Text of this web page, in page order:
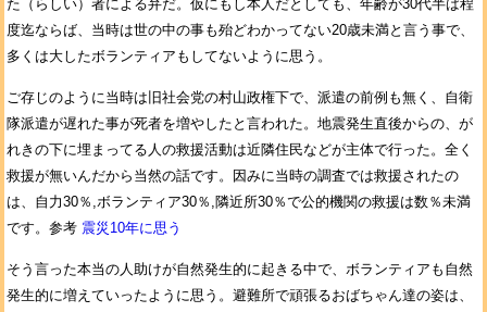
た（らしい）者による弁だ。仮にもし本人だとしても、年齢が30代半ば程
度迄ならば、当時は世の中の事も殆どわかってない20歳未満と言う事で、
多くは大したボランティアもしてないように思う。
ご存じのように当時は旧社会党の村山政権下で、派遣の前例も無く、自衛
隊派遣が遅れた事が死者を増やしたと言われた。地震発生直後からの、が
れきの下に埋まってる人の救援活動は近隣住民などが主体で行った。全く
救援が無いんだから当然の話です。因みに当時の調査では救援されたの
は、自力30％,ボランティア30％,隣近所30％で公的機関の救援は数％未満
です。参考 震災10年に思う
そう言った本当の人助けが自然発生的に起きる中で、ボランティアも自然
発生的に増えていったように思う。避難所で頑張るおばちゃん達の姿は、